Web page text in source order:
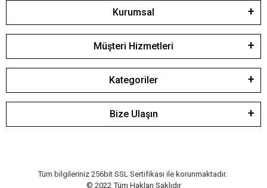
Kurumsal
Müşteri Hizmetleri
Kategoriler
Bize Ulaşın
Tüm bilgileriniz 256bit SSL Sertifikası ile korunmaktadır.
© 2022 Tüm Hakları Saklıdır